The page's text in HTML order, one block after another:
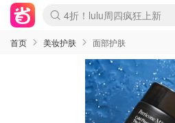
Boticinal 夏促开抢！
4折！lulu周四疯狂上新
还没结束！&OtherStories
Joybuy变相75折 随时失效
速领！Stanley独家85折
疑似霸哥！Camper额外叠
Zalando 奥莱闪促！每日更
Moncler反季囤！5折起+叠
Coach Brooklyn仅€192
首页 美妆护肤 面部护肤